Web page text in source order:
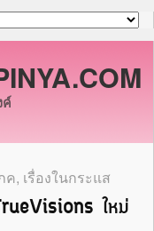
ค์
ค, เรื่องในกระแส
ใหม่